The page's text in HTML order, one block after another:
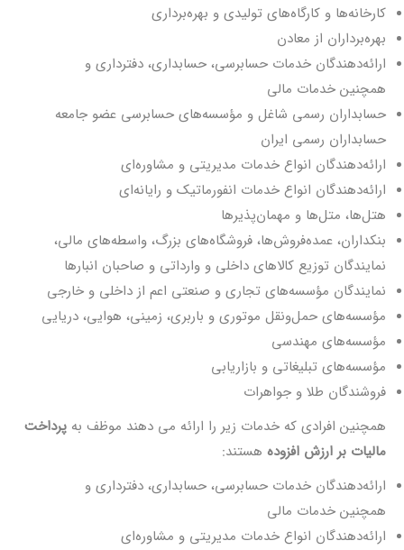
کارخانه‌ها و کارگاه‌های تولیدی و بهره‌برداری
بهره‌برداران از معادن
ارائه‌دهندگان خدمات حسابرسی، حسابداری، دفترداری و
همچنین خدمات مالی
حسابداران رسمی شاغل و مؤسسه‌های حسابرسی عضو جامعه
حسابداران رسمی ایران
ارائه‌دهندگان انواع خدمات مدیریتی و مشاوره‌ای
ارائه‌دهندگان انواع خدمات انفورماتیک و رایانه‌ای
هتل‌ها، متل‌ها و مهمان‌پذیرها
بنکداران، عمده‌فروش‌ها، فروشگاه‌های بزرگ، واسطه‌های مالی،
نمایندگان توزیع کالاهای داخلی و وارداتی و صاحبان انبارها
نمایندگان مؤسسه‌های تجاری و صنعتی اعم از داخلی و خارجی
مؤسسه‌های حمل‌ونقل موتوری و باربری، زمینی، هوایی، دریایی
مؤسسه‌های مهندسی
مؤسسه‌های تبلیغاتی و بازاریابی
فروشندگان طلا و جواهرات
همچنین افرادی که خدمات زیر را ارائه می دهند موظف به پرداخت
مالیات بر ارزش افزوده هستند:
ارائه‌دهندگان خدمات حسابرسی، حسابداری، دفترداری و
همچنین خدمات مالی
ارائه‌دهندگان انواع خدمات مدیریتی و مشاوره‌ای